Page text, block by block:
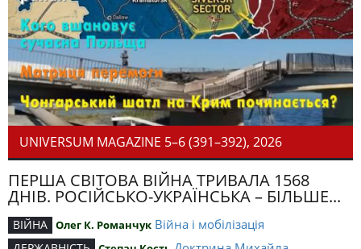
UNIVERSUM MAGAZINE 5–6 (391–392), 2026
ПЕРША СВІТОВА ВІЙНА ТРИВАЛА 1568
ДНІВ. РОСІЙСЬКО-УКРАЇНСЬКА – БІЛЬШЕ...
ВІЙНА Олег К. Романчук Війна і мобілізація